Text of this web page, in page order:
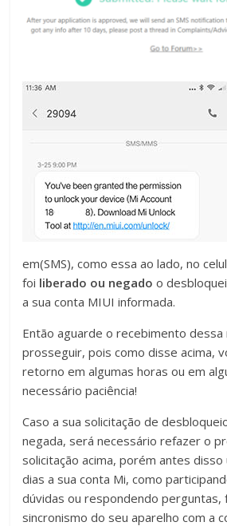
em(SMS), como essa ao lado, no
foi liberado ou negadoo
a sua conta MIUI informada.
Então aguarde o recebimento dessa
prosseguir, pois como disse acima,
retorno em algumas horas ou em
necessário paciência!
Caso a sua solicitação de
negada, será necessário refazer o
solicitação acima, porém antes
dias a sua conta Mi, como
dúvidas ou respondendo perguntas,
sincronismo do seu aparelho com a